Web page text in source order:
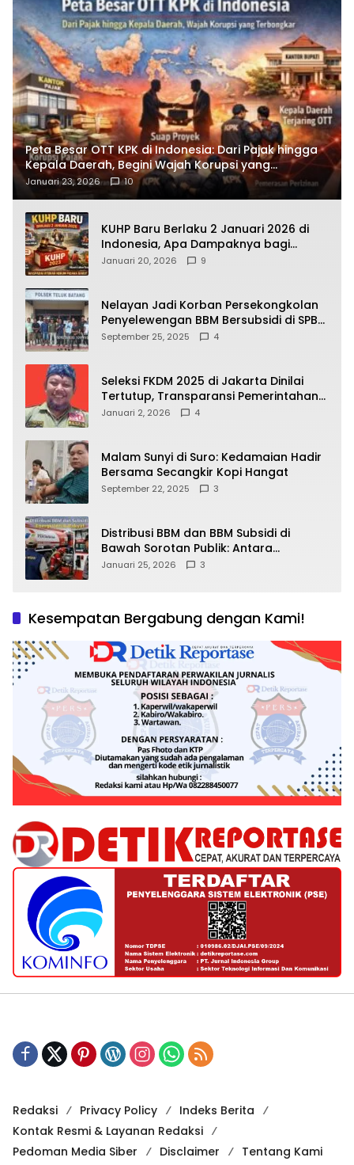
Peta Besar OTT KPK di Indonesia: Dari Pajak hingga
Kepala Daerah, Begini Wajah Korupsi yang
Terbongkar
Januari 23, 2026 10
KUHP Baru Berlaku 2 Januari 2026 di
Indonesia, Apa Dampaknya bagi
Kehidupan Warga? Ini Aturan Kunci
Januari 20, 2026 9
Nelayan Jadi Korban Persekongkolan
Penyelewengan BBM Bersubsidi di SPBU
64.78809 Teluk Batang
September 25, 2025 4
Seleksi FKDM 2025 di Jakarta Dinilai
Tertutup, Transparansi Pemerintahan
Pramono–Rano Dipertanyakan
Januari 2, 2026 4
Malam Sunyi di Suro: Kedamaian Hadir
Bersama Secangkir Kopi Hangat
September 22, 2025 3
Distribusi BBM dan BBM Subsidi di
Bawah Sorotan Publik: Antara
Kepentingan Negara, Hak Konsumen,
Januari 25, 2026 3
Kesempatan Bergabung dengan Kami!
Redaksi Privacy Policy
Indeks Berita
Kontak Resmi & Layanan Redaksi
Pedoman Media Siber
Disclaimer Tentang Kami